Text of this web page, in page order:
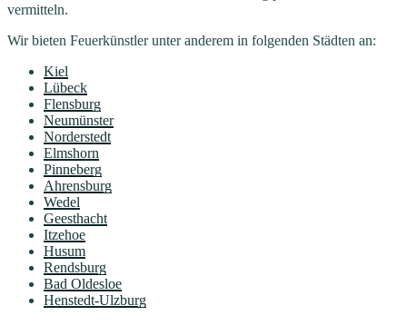
vermitteln.
Wir bieten Feuerkünstler unter anderem in folgenden Städten an:
Kiel
Lübeck
Flensburg
Neumünster
Norderstedt
Elmshorn
Pinneberg
Ahrensburg
Wedel
Geesthacht
Itzehoe
Husum
Rendsburg
Bad Oldesloe
Henstedt-Ulzburg